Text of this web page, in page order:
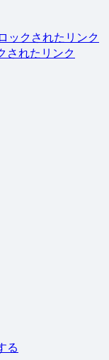
ックされたリンク
されたリンク
る